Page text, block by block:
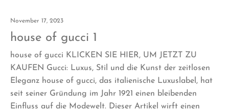
November 17, 2023
house of gucci 1
house of gucci KLICKEN SIE HIER, UM JETZT ZU
KAUFEN Gucci: Luxus, Stil und die Kunst der zeitlosen
Eleganz house of gucci, das italienische Luxuslabel, hat
seit seiner Gründung im Jahr 1921 einen bleibenden
Einfluss auf die Modewelt. Dieser Artikel wirft einen